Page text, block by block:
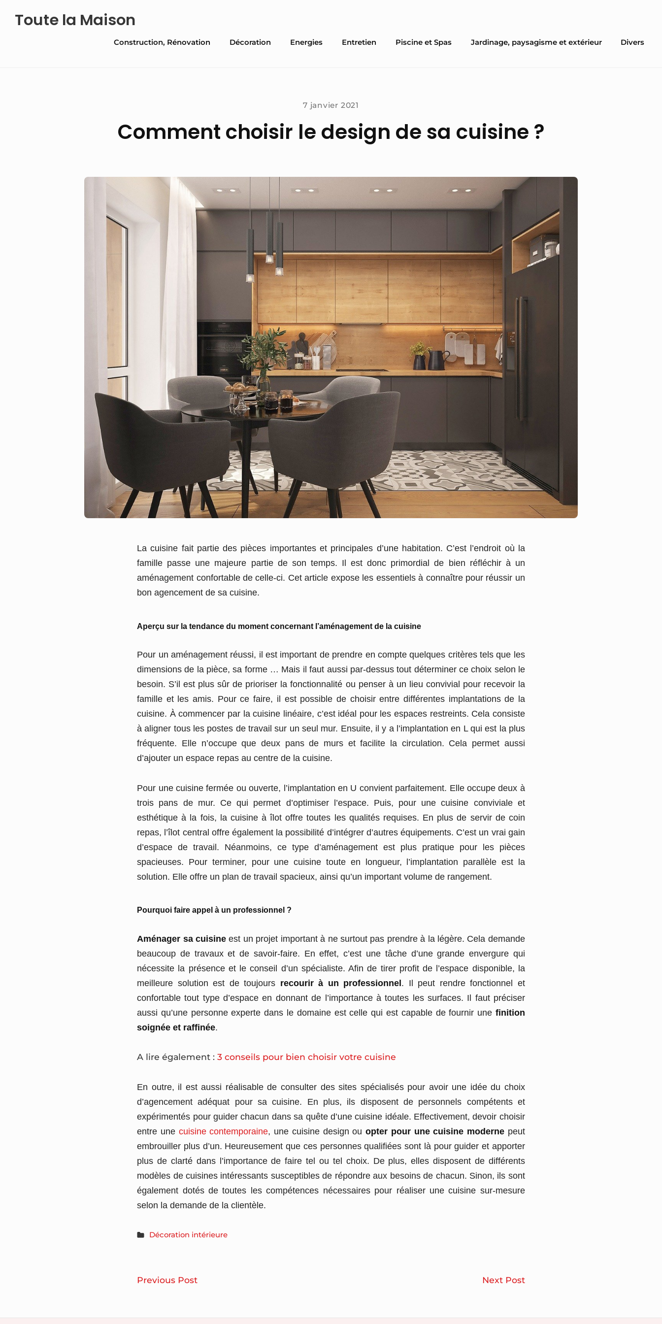
Toute la Maison
Site
Construction, Rénovation Décoration Energies Entretien Piscine et Spas Jardinage, paysagisme et extérieur Divers
7 janvier 2021
Comment choisir le design de sa cuisine ?
La cuisine fait partie des pièces importantes et principales d’une habitation. C’est l’endroit où la
famille passe une majeure partie de son temps. Il est donc primordial de bien réfléchir à un
aménagement confortable de celle-ci. Cet article expose les essentiels à connaître pour réussir un
bon agencement de sa cuisine.
Aperçu sur la tendance du moment concernant l’aménagement de la cuisine
Pour un aménagement réussi, il est important de prendre en compte quelques critères tels que les
dimensions de la pièce, sa forme … Mais il faut aussi par-dessus tout déterminer ce choix selon le
besoin. S’il est plus sûr de prioriser la fonctionnalité ou penser à un lieu convivial pour recevoir la
famille et les amis. Pour ce faire, il est possible de choisir entre différentes implantations de la
cuisine. À commencer par la cuisine linéaire, c’est idéal pour les espaces restreints. Cela consiste
à aligner tous les postes de travail sur un seul mur. Ensuite, il y a l’implantation en L qui est la plus
fréquente. Elle n’occupe que deux pans de murs et facilite la circulation. Cela permet aussi
d’ajouter un espace repas au centre de la cuisine.
Pour une cuisine fermée ou ouverte, l’implantation en U convient parfaitement. Elle occupe deux à
trois pans de mur. Ce qui permet d’optimiser l’espace. Puis, pour une cuisine conviviale et
esthétique à la fois, la cuisine à îlot offre toutes les qualités requises. En plus de servir de coin
repas, l’îlot central offre également la possibilité d’intégrer d’autres équipements. C’est un vrai gain
d’espace de travail. Néanmoins, ce type d’aménagement est plus pratique pour les pièces
spacieuses. Pour terminer, pour une cuisine toute en longueur, l’implantation parallèle est la
solution. Elle offre un plan de travail spacieux, ainsi qu’un important volume de rangement.
Pourquoi faire appel à un professionnel ?
Aménager sa cuisineest un projet important à ne surtout pas prendre à la légère. Cela demande
beaucoup de travaux et de savoir-faire. En effet, c’est une tâche d’une grande envergure qui
nécessite la présence et le conseil d’un spécialiste. Afin de tirer profit de l’espace disponible, la
meilleure solution est de toujours recourir à un professionnel . Il peut rendre fonctionnel et
confortable tout type d’espace en donnant de l’importance à toutes les surfaces. Il faut préciser
aussi qu’une personne experte dans le domaine est celle qui est capable de fournir une finition
soignée et raffinée.
A lire également :3 conseils pour bien choisir votre cuisine
En outre, il est aussi réalisable de consulter des sites spécialisés pour avoir une idée du choix
d’agencement adéquat pour sa cuisine. En plus, ils disposent de personnels compétents et
expérimentés pour guider chacun dans sa quête d’une cuisine idéale. Effectivement, devoir choisir
entre une cuisine contemporaine, une cuisine design ouopter pour une cuisine moderne peut
embrouiller plus d’un. Heureusement que ces personnes qualifiées sont là pour guider et apporter
plus de clarté dans l’importance de faire tel ou tel choix. De plus, elles disposent de différents
modèles de cuisines intéressants susceptibles de répondre aux besoins de chacun. Sinon, ils sont
également dotés de toutes les compétences nécessaires pour réaliser une cuisine sur-mesure
selon la demande de la clientèle.
Décoration intérieure
Navigation
Previous PostL’agencement
Next PostSécuriser